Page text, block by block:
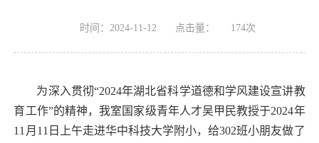
时间：2024-11-12 点击量： 174次
为深入贯彻“2024年湖北省科学道德和学风建设宣讲教
育工作”的精神，我室国家级青年人才吴甲民教授于2024年
11 月 11 日上午走进华中科技大学附小，给302班小朋友做了